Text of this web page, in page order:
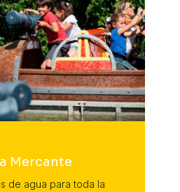
Mercante
de agua para toda la